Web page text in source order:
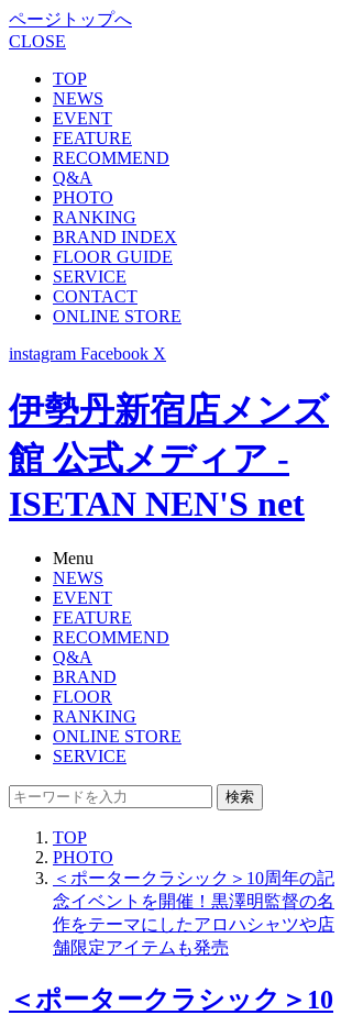
ページトップへ
CLOSE
TOP
NEWS
EVENT
FEATURE
RECOMMEND
Q&A
PHOTO
RANKING
BRAND INDEX
FLOOR GUIDE
SERVICE
CONTACT
ONLINE STORE
instagram Facebook X
伊勢丹新宿店メンズ
館 公式メディア -
ISETAN NEN'S net
Menu
NEWS
EVENT
FEATURE
RECOMMEND
Q&A
BRAND
FLOOR
RANKING
ONLINE STORE
SERVICE
検索
TOP
PHOTO
＜ポータークラシック＞10周年の記
念イベントを開催！黒澤明監督の名
作をテーマにしたアロハシャツや店
舗限定アイテムも発売
＜ポータークラシック＞10